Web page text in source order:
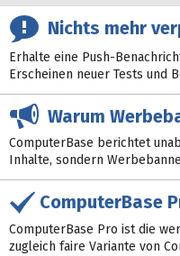
Nichts mehr
Erhalte eine Push-
Erscheinen neuer Tests und
Warum
ComputerBase berichtet
Inhalte, sondern
ComputerBase
ComputerBase Pro ist die
zugleich faire Variante von